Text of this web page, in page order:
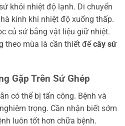
khỏi nhiệt độ lạnh. Di chuyển
kính khi nhiệt độ xuống thấp.
củ sứ bằng vật liệu giữ nhiệt.
theo mùa là cần thiết đểcây sứ
Gặp Trên Sứ Ghép
có thể bị tấn công. Bệnh và
trọng. Cần nhận biết sớm
luôn tốt hơn chữa bệnh.